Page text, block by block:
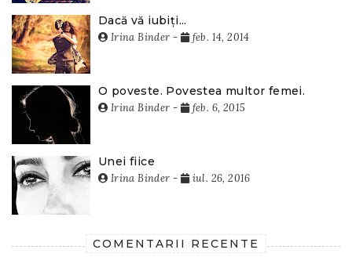
Dacă vă iubiți...
Irina Binder - feb. 14, 2014
O poveste. Povestea multor femei.
Irina Binder - feb. 6, 2015
Unei fiice
Irina Binder - iul. 26, 2016
COMENTARII RECENTE